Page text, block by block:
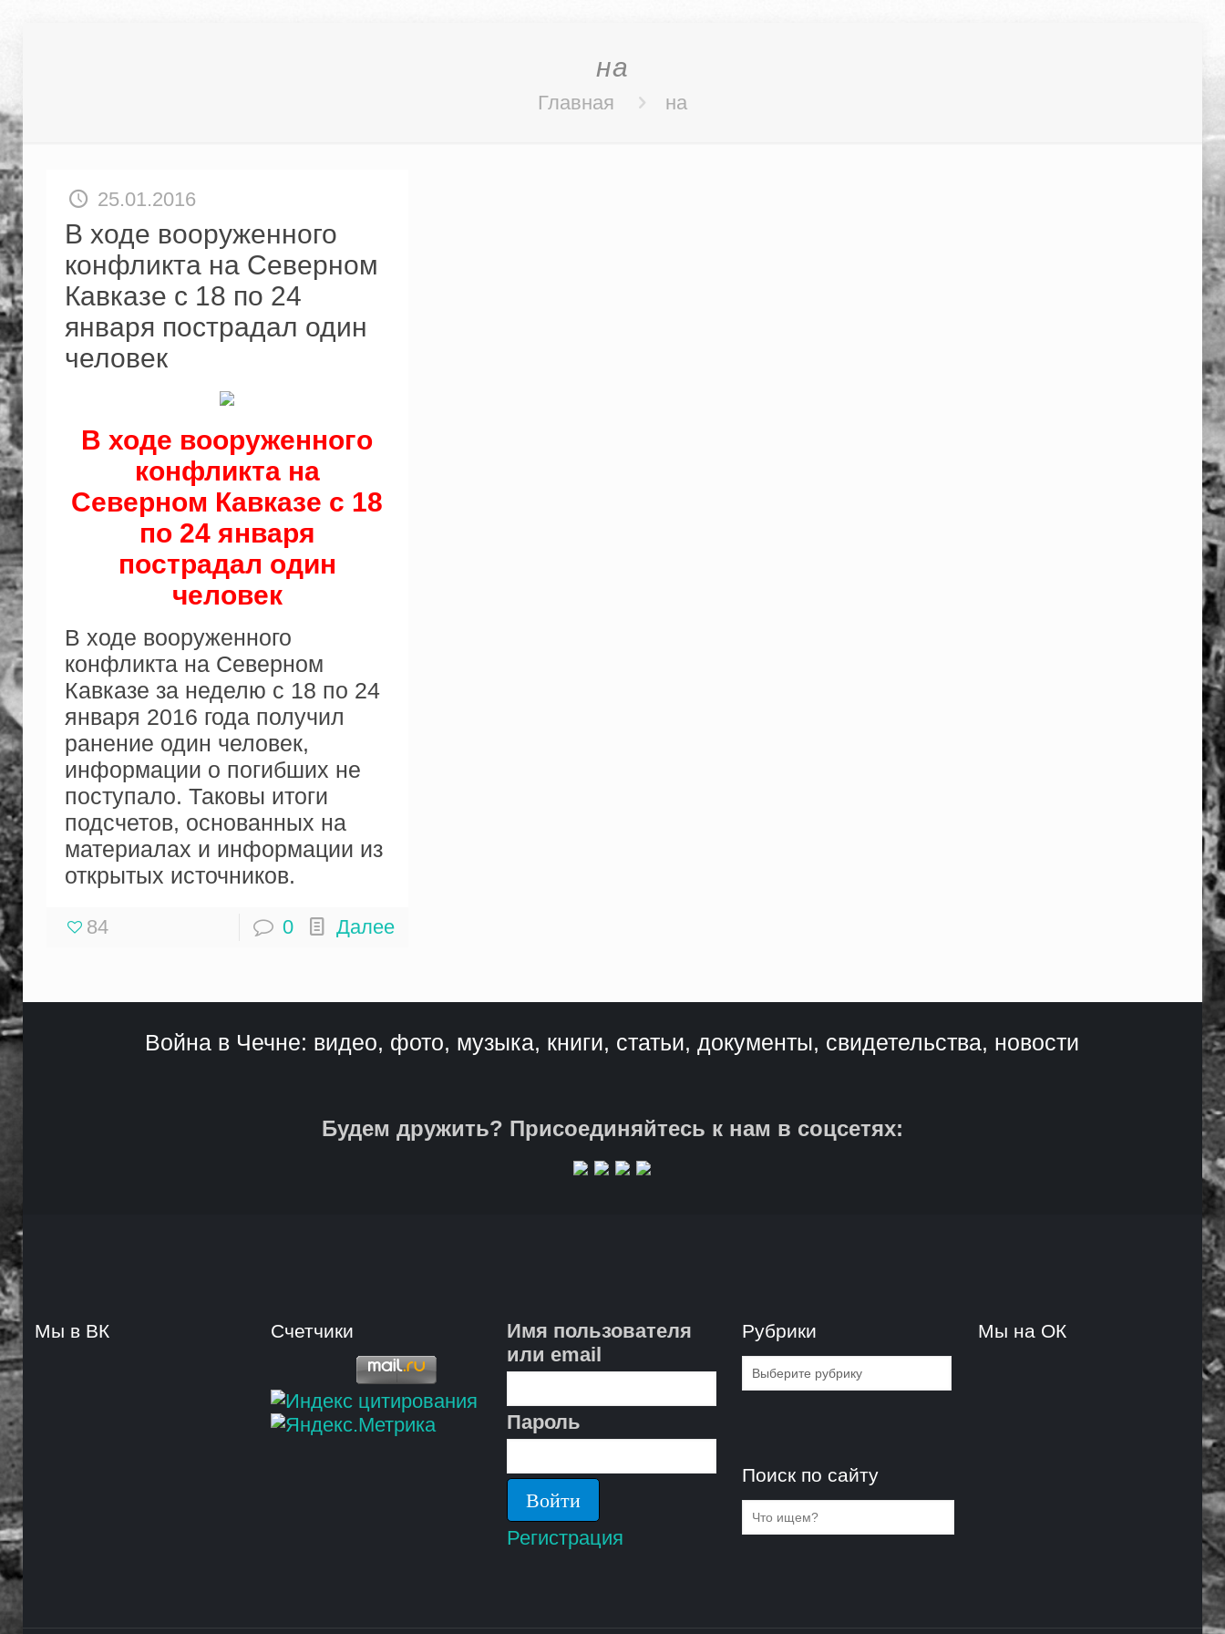
на
Главная на
25.01.2016
В ходе вооруженного
конфликта на Северном
Кавказе с 18 по 24
января пострадал один
человек
В ходе вооруженного
конфликта на
Северном Кавказе с 18
по 24 января
пострадал один
человек
В ходе вооруженного
конфликта на Северном
Кавказе за неделю с 18 по 24
января 2016 года получил
ранение один человек,
информации о погибших не
поступало. Таковы итоги
подсчетов, основанных на
материалах и информации из
открытых источников.
84 0 Далее
Война в Чечне: видео, фото, музыка, книги, статьи, документы, свидетельства, новости
Будем дружить? Присоединяйтесь к нам в соцсетях:
Мы в ВК Счетчики
Имя пользователя
или email
Пароль
Регистрация
Рубрики
Рубрики
Поиск по сайту
Мы на ОК